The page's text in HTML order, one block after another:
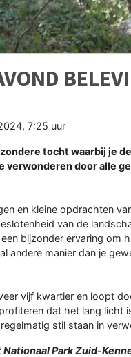
7:25 uur
tocht waarbij je
verwonderen door alle
en kleine opdrachten
van de
bijzonder ervaring om
andere manier dan je
vijf kwartier en loopt
dat het lang
stil staan in
Park Zuid-